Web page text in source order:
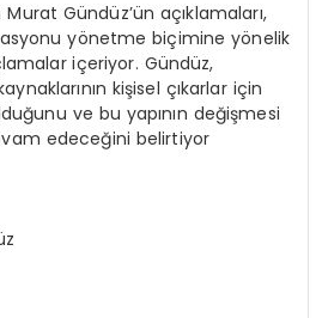
Gündüz’ün açıklamaları,
yönetme biçimine yönelik
içeriyor. Gündüz,
kişisel çıkarlar için
ve bu yapının değişmesi
edeceğini belirtiyor